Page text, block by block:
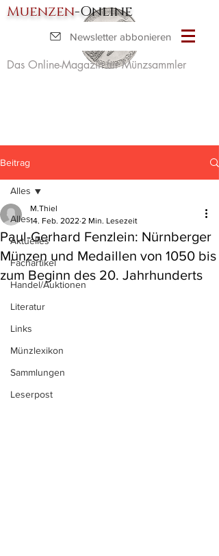
Muenzen-Online
Das Online-Magazin für Münzsammler
Newsletter abbonieren
Beitrag
Alles
Aktuelles
Fachartikel
Handel/Auktionen
Literatur
Links
Münzlexikon
Sammlungen
Leserpost
Alles
Paul-Gerhard Fenzlein: Nürnberger
Münzen und Medaillen von 1050 bis
zum Beginn des 20. Jahrhunderts
M.Thiel
14. Feb. 2022 2 Min. Lesezeit